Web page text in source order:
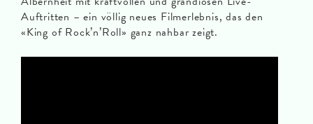
Auftritten – ein völlig neues Filmerlebnis, das den
«King of Rock’n’Roll» ganz nahbar zeigt.